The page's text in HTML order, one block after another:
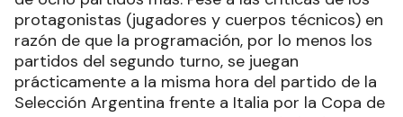
protagonistas (jugadores y cuerpos técnicos) en
razón de que la programación, por lo menos los
partidos del segundo turno, se juegan
prácticamente a la misma hora del partido de la
Selección Argentina frente a Italia por la Copa de